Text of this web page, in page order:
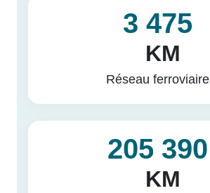
3 475
KM
Réseau ferroviaire
205 390
KM